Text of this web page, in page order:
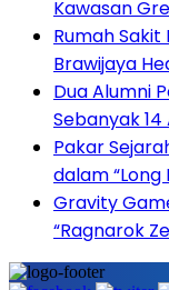
Kawasan
Rumah Sakit
Brawijaya
Dua Alumni
Sebanyak 14
Pakar
dalam “Long
Gravity
“Ragnarok